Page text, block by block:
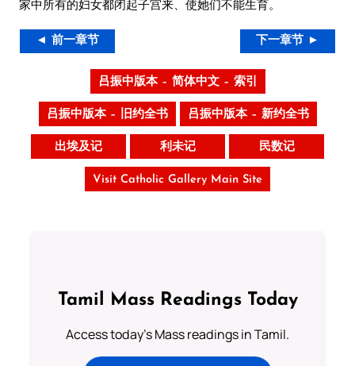
家中所有的妇女都闭起子宫来、使她们不能生育。
◄ 前一章节 下一章节 ►
吕振中版本 – 简体中文 – 索引
吕振中版本 – 旧约全书 吕振中版本 – 新约全书
出埃及记 利未记 民数记
Visit Catholic Gallery Main Site
Tamil Mass Readings Today
Access today's Mass readings in Tamil.